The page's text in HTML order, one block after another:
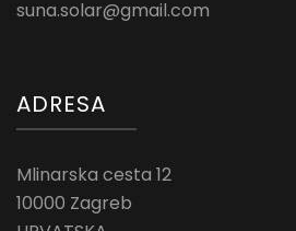
suna.solar@gmail.com
ADRESA
Mlinarska cesta 12
10000 Zagreb